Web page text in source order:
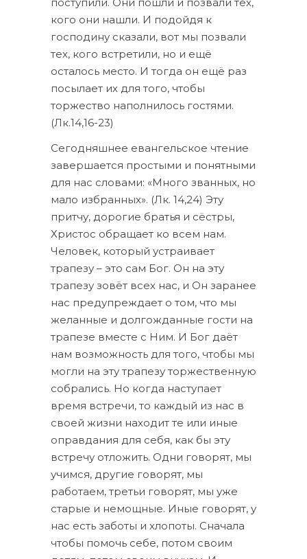
кого они нашли. И подойдя к
господину сказали, вот мы позвали
тех, кого встретили, но и ещё
осталось место. И тогда он ещё раз
посылает их для того, чтобы
торжество наполнилось гостями.
(Лк.14,16-23)
Сегодняшнее евангельское чтение
завершается простыми и понятными
для нас словами: «Много званных, но
мало избранных». (Лк. 14,24) Эту
притчу, дорогие братья и сёстры,
Христос обращает ко всем нам.
Человек, который устраивает
трапезу – это сам Бог. Он на эту
трапезу зовёт всех нас, и Он заранее
нас предупреждает о том, что мы
желанные и долгожданные гости на
трапезе вместе с Ним. И Бог даёт
нам возможность для того, чтобы мы
могли на эту трапезу торжественную
собрались. Но когда наступает
время встречи, то каждый из нас в
своей жизни находит те или иные
оправдания для себя, как бы эту
встречу отложить. Одни говорят, мы
учимся, другие говорят, мы
работаем, третьи говорят, мы уже
старые и немощные. Иные говорят, у
нас есть заботы и хлопоты. Сначала
чтобы помочь себе, потом своим